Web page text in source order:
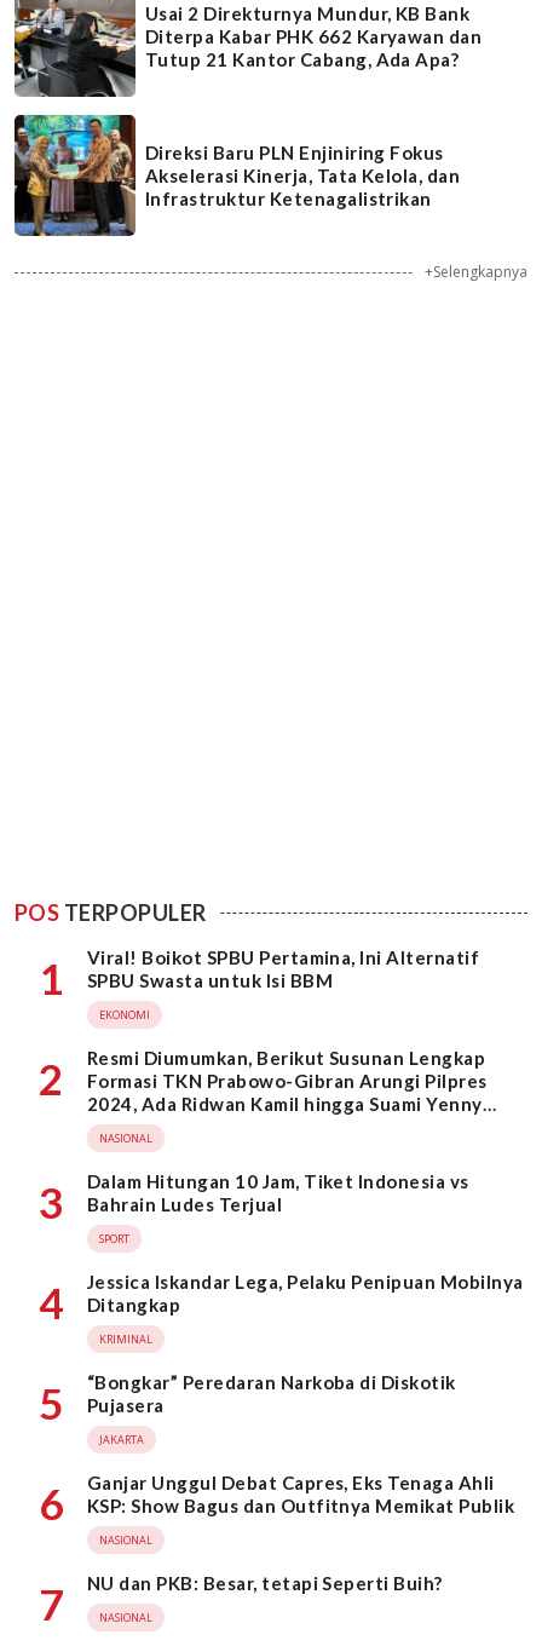
Usai 2 Direkturnya Mundur, KB Bank
Diterpa Kabar PHK 662 Karyawan dan
Tutup 21 Kantor Cabang, Ada Apa?
Direksi Baru PLN Enjiniring Fokus
Akselerasi Kinerja, Tata Kelola, dan
Infrastruktur Ketenagalistrikan
+Selengkapnya
POS TERPOPULER
1
Viral! Boikot SPBU Pertamina, Ini Alternatif
SPBU Swasta untuk Isi BBM
EKONOMI
2
Resmi Diumumkan, Berikut Susunan Lengkap
Formasi TKN Prabowo-Gibran Arungi Pilpres
2024, Ada Ridwan Kamil hingga Suami Yenny
Wahid
NASIONAL
3
Dalam Hitungan 10 Jam, Tiket Indonesia vs
Bahrain Ludes Terjual
SPORT
4
Jessica Iskandar Lega, Pelaku Penipuan Mobilnya
Ditangkap
KRIMINAL
5
“Bongkar” Peredaran Narkoba di Diskotik
Pujasera
JAKARTA
6
Ganjar Unggul Debat Capres, Eks Tenaga Ahli
KSP: Show Bagus dan Outfitnya Memikat Publik
NASIONAL
7 NU dan PKB: Besar, tetapi Seperti Buih?
NASIONAL